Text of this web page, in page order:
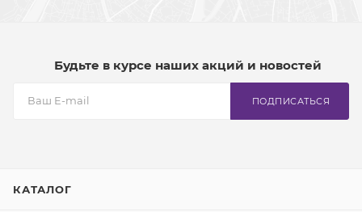
Будьте в курсе наших акций и новостей
ПОДПИСАТЬСЯ
КАТАЛОГ